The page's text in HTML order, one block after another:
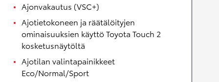
Ajonvakautus (VSC+)
Ajotietokoneen ja räätälöityjen
ominaisuuksien käyttö Toyota Touch 2
kosketusnäytöltä
Ajotilan valintapainikkeet
Eco/Normal/Sport